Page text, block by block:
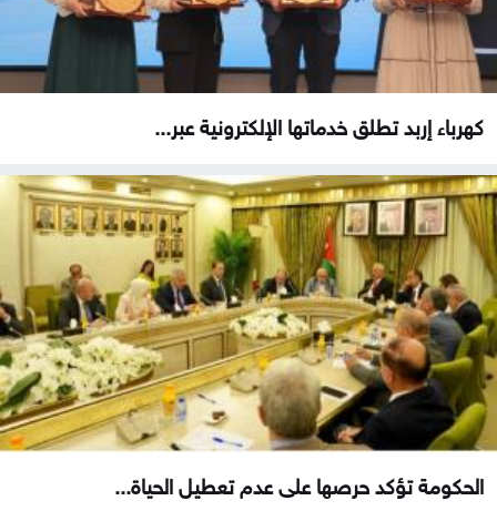
كهرباء إربد تطلق خدماتها الإلكترونية عبر...
الحكومة تؤكد حرصها على عدم تعطيل الحياة...